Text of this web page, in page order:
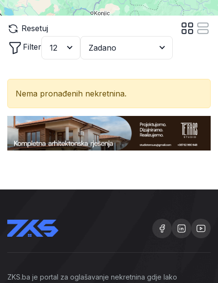
Resetuj
Filter
12 Zadano
Nema pronađenih nekretnina.
ZKS.ba je portal za oglašavanje nekretnina gdje lako